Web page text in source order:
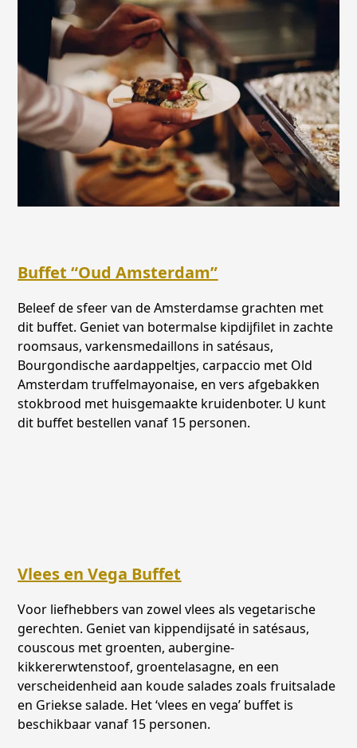
Buffet “Oud Amsterdam”
Beleef de sfeer van de Amsterdamse grachten met
dit buffet. Geniet van botermalse kipdijfilet in zachte
roomsaus, varkensmedaillons in satésaus,
Bourgondische aardappeltjes, carpaccio met Old
Amsterdam truffelmayonaise, en vers afgebakken
stokbrood met huisgemaakte kruidenboter. U kunt
dit buffet bestellen vanaf 15 personen.
Vlees en Vega Buffet
Voor liefhebbers van zowel vlees als vegetarische
gerechten. Geniet van kippendijsaté in satésaus,
couscous met groenten, aubergine-
kikkererwtenstoof, groentelasagne, en een
verscheidenheid aan koude salades zoals fruitsalade
en Griekse salade. Het ‘vlees en vega’ buffet is
beschikbaar vanaf 15 personen.